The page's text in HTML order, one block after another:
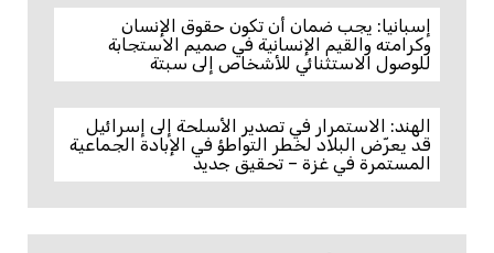
إسبانيا: يجب ضمان أن تكون حقوق الإنسان
وكرامته والقيم الإنسانية في صميم الاستجابة
للوصول الاستثنائي للأشخاص إلى سبتة
الهند: الاستمرار في تصدير الأسلحة إلى إسرائيل
قد يعرّض البلاد لخطر التواطؤ في الإبادة الجماعية
المستمرة في غزة – تحقيق جديد